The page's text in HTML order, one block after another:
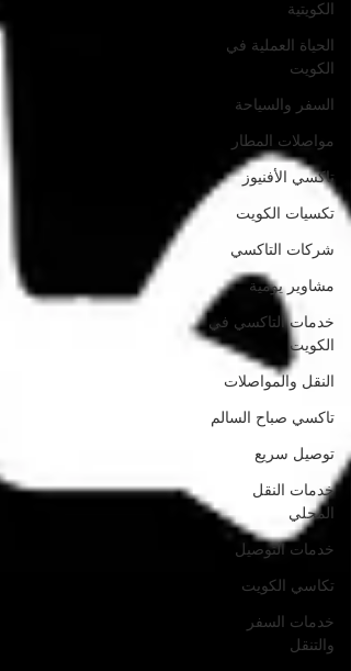
الكويتية
الحياة العملية في
الكويت
السفر والسياحة
مواصلات المطار
تاكسي الأفنيوز
تكسيات الكويت
شركات التاكسي
مشاوير يومية
خدمات التاكسي في
الكويت
النقل والمواصلات
تاكسي صباح السالم
توصيل سريع
خدمات النقل
المحلي
خدمات التوصيل
تكاسي الكويت
خدمات السفر
والتنقل